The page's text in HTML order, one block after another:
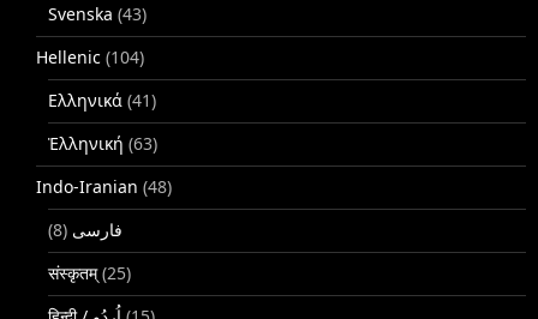
Svenska (43)
Hellenic (104)
Ελληνικά (41)
Ἑλληνική (63)
Indo-Iranian (48)
فارسی (8)
संस्कृतम्(25)